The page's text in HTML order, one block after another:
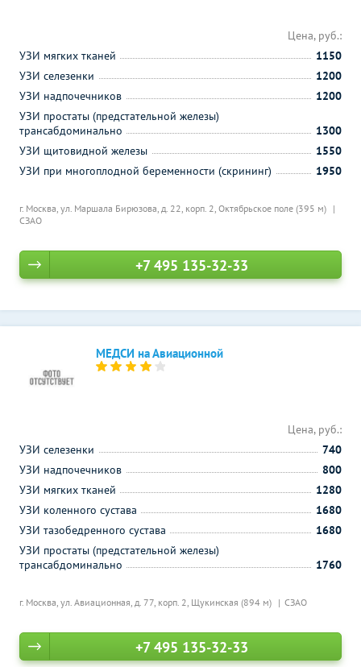
г. Москва, ул. Маршала Бирюзова, д. 22, корп. 2, Октябрьское поле (395 м)
СЗАО
Цена, руб.:
УЗИ мягких тканей
1150
УЗИ селезенки
1200
УЗИ надпочечников
1200
УЗИ простаты (предстательной железы)
трансабдоминально
1300
УЗИ щитовидной железы
1550
УЗИ при многоплодной беременности (скрининг)
1950
+7 495 135-32-33
МЕДСИ на Авиационной
г. Москва, ул. Авиационная, д. 77, корп. 2, Щукинская (894 м) СЗАО
Цена, руб.:
УЗИ селезенки
740
УЗИ надпочечников
800
УЗИ мягких тканей
1280
УЗИ коленного сустава
1680
УЗИ тазобедренного сустава
1680
УЗИ простаты (предстательной железы)
трансабдоминально
1760
+7 495 135-32-33